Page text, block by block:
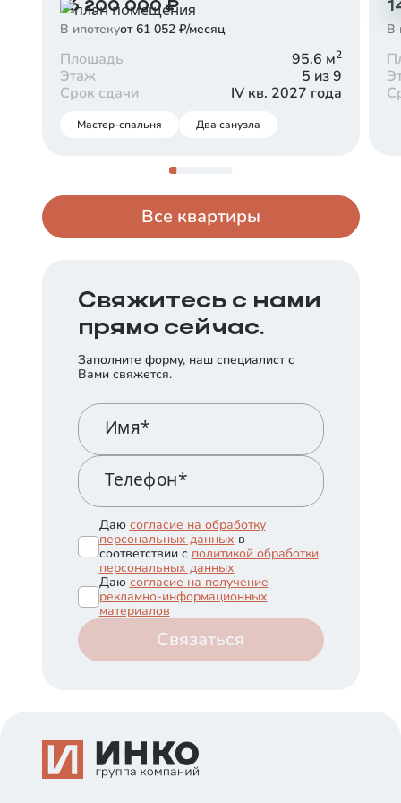
Срок
30 лет
Платеж в месяц
от165 543
16 200 000₽
В ипотекуот 61 052 ₽/месяц
Площадь 95.6 м2
Этаж
5 из 9
Срок сдачи
IV кв. 2027 года
Мастер-спальня Два санузла
В
Все квартиры
Свяжитесь с нами
прямо сейчас.
Заполните форму, наш специалист с
Вами свяжется.
Имя*
Телефон*
Даю согласие на обработку
персональных данных в
соответствии с политикой обработки
персональных данных
Даю согласие на получение
рекламно-информационных
материалов
Связаться